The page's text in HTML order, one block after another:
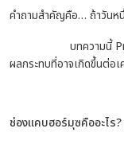
คำถามสำคัญคือ… ถ้าวันหนึ่
บทความนี้
ผลกระทบที่อาจเกิดขึ้นต่อเ
ช่องแคบฮอร์มุซคืออะไร